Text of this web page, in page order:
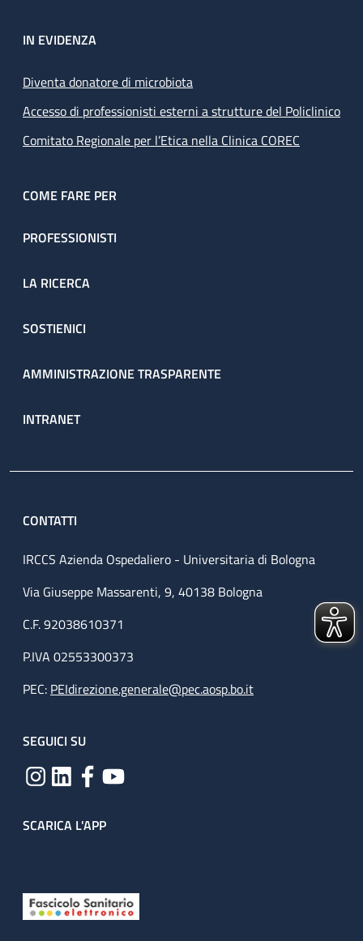
IN EVIDENZA
Diventa donatore di microbiota
Accesso di professionisti esterni a strutture del Policlinico
Comitato Regionale per l’Etica nella Clinica COREC
COME FARE PER
PROFESSIONISTI
LA RICERCA
SOSTIENICI
AMMINISTRAZIONE TRASPARENTE
INTRANET
CONTATTI
IRCCS Azienda Ospedaliero - Universitaria di Bologna
Via Giuseppe Massarenti, 9, 40138 Bologna
C.F. 92038610371
P.IVA 02553300373
PEC: PEIdirezione.generale@pec.aosp.bo.it
SEGUICI SU
SCARICA L'APP